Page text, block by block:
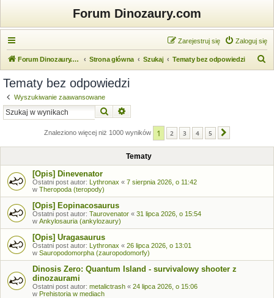
Forum Dinozaury.com
Zaloguj się
Zarejestruj się
Forum Dinozaury.com Strona główna Szukaj Tematy bez odpowiedzi
Tematy bez odpowiedzi
Wyszukiwanie zaawansowane
Szukaj
Znaleziono więcej niż 1000 wyników 1 2 3 4 5
Tematy
[Opis] Dinevenator
Ostatni post autor: Lythronax « 7 sierpnia 2026, o 11:42
w Theropoda (teropody)
[Opis] Eopinacosaurus
Ostatni post autor: Taurovenator « 31 lipca 2026, o 15:54
w Ankylosauria (ankylozaury)
[Opis] Uragasaurus
Ostatni post autor: Lythronax « 26 lipca 2026, o 13:01
w Sauropodomorpha (zauropodomorfy)
Dinosis Zero: Quantum Island - survivalowy shooter z
dinozaurami
Ostatni post autor: metalictrash « 24 lipca 2026, o 15:06
w Prehistoria w mediach